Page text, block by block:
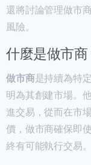
還將討論管理做市
風險。
什麼是做市商
做市商是持續為特
明為其創建市場。
進交易，從而在市
價，做市商確保即
終有可能執行交易。